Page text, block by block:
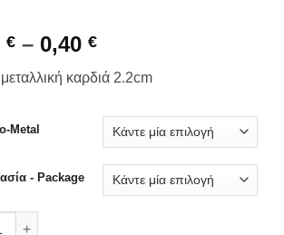
€ – 0,40 €Price
range:
0,31 €
0,40 €
καρδιά 2.2cm
Metal
- Package
μεταλλική 2.2cm ποσότητα